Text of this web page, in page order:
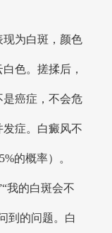
现为白斑，颜色
色。搓揉后，
是癌症，不会危
症。白癜风不
的概率）。
我的白斑会不
到的问题。白